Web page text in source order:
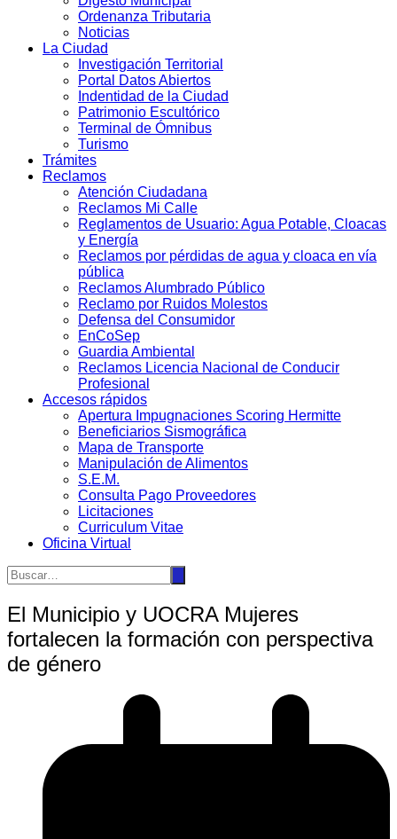
Ordenanza Tributaria
Noticias
La Ciudad
Investigación Territorial
Portal Datos Abiertos
Indentidad de la Ciudad
Patrimonio Escultórico
Terminal de Ómnibus
Turismo
Trámites
Reclamos
Atención Ciudadana
Reclamos Mi Calle
Reglamentos de Usuario: Agua Potable, Cloacas
y Energía
Reclamos por pérdidas de agua y cloaca en vía
pública
Reclamos Alumbrado Público
Reclamo por Ruidos Molestos
Defensa del Consumidor
EnCoSep
Guardia Ambiental
Reclamos Licencia Nacional de Conducir
Profesional
Accesos rápidos
Apertura Impugnaciones Scoring Hermitte
Beneficiarios Sismográfica
Mapa de Transporte
Manipulación de Alimentos
S.E.M.
Consulta Pago Proveedores
Licitaciones
Curriculum Vitae
Oficina Virtual
El Municipio y UOCRA Mujeres
fortalecen la formación con perspectiva
de género